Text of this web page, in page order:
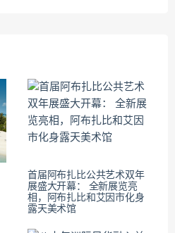
首届阿布扎比公共艺术双年
展盛大开幕： 全新展览亮
相，阿布扎比和艾因市化身
露天美术馆